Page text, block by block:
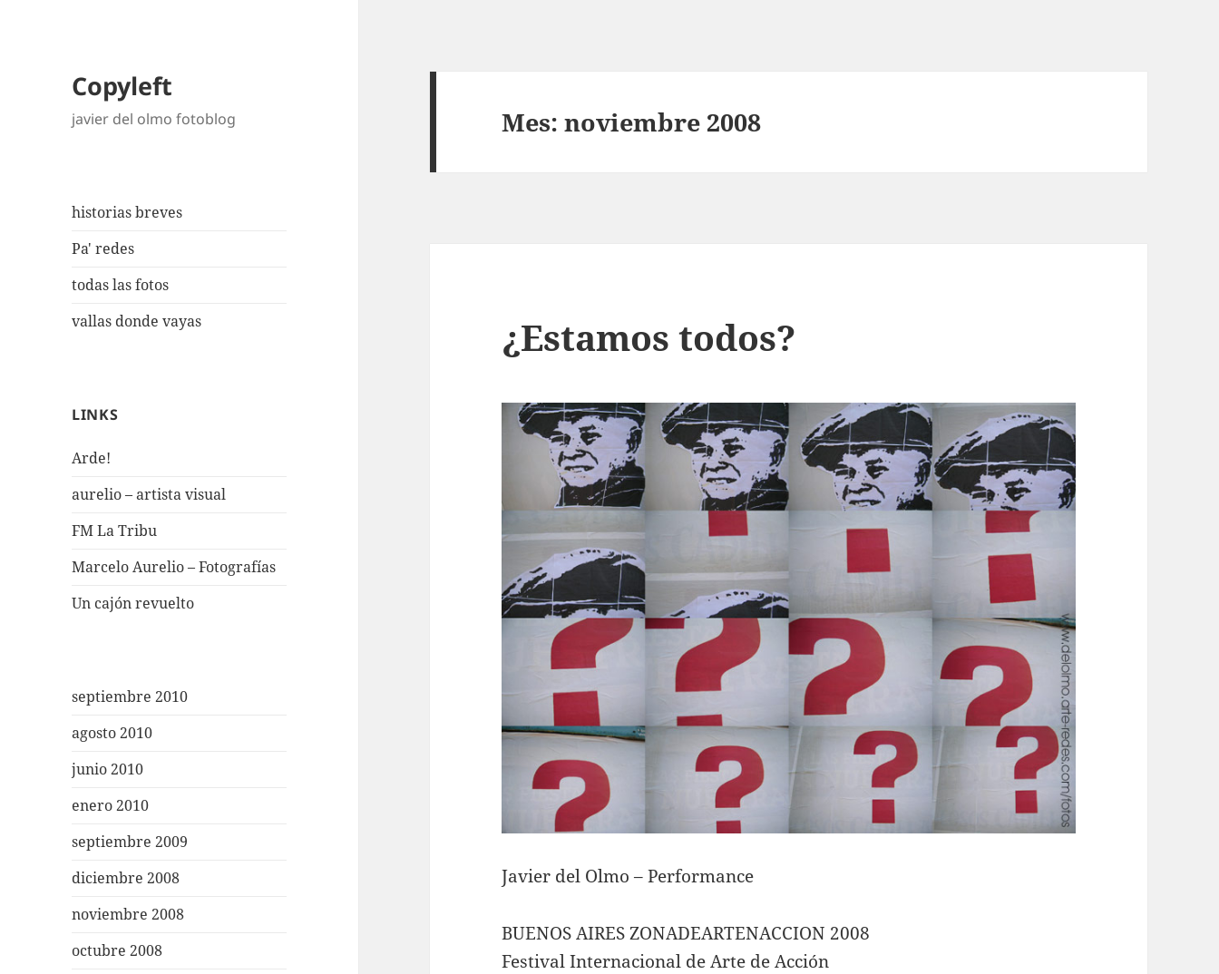
Copyleft
javier del olmo fotoblog
historias breves
Pa' redes
todas las fotos
vallas donde vayas
LINKS
Arde!
aurelio – artista visual
FM La Tribu
Marcelo Aurelio – Fotografías
Un cajón revuelto
septiembre 2010
agosto 2010
junio 2010
enero 2010
septiembre 2009
diciembre 2008
noviembre 2008
octubre 2008
Mes:noviembre 2008
¿Estamos todos?
Javier del Olmo – Performance
BUENOS AIRES ZONADEARTENACCION 2008
Festival Internacional de Arte de Acción